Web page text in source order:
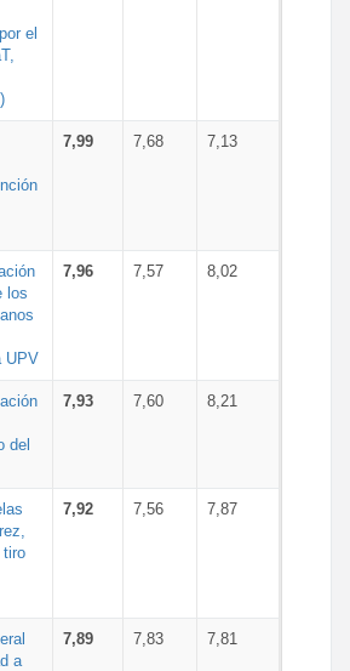
el
7,99 7,68 7,13
los
UPV
7,96 7,57 8,02
del
7,93 7,60 8,21
tiro
7,92 7,56 7,87
a
7,89 7,83 7,81